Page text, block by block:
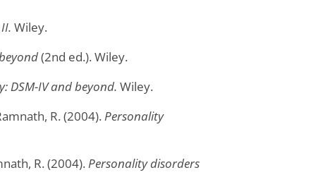
Wiley.
(2nd ed.). Wiley.
DSM-IV and beyond. Wiley.
R. (2004). Personality
R. (2004). Personality disorders